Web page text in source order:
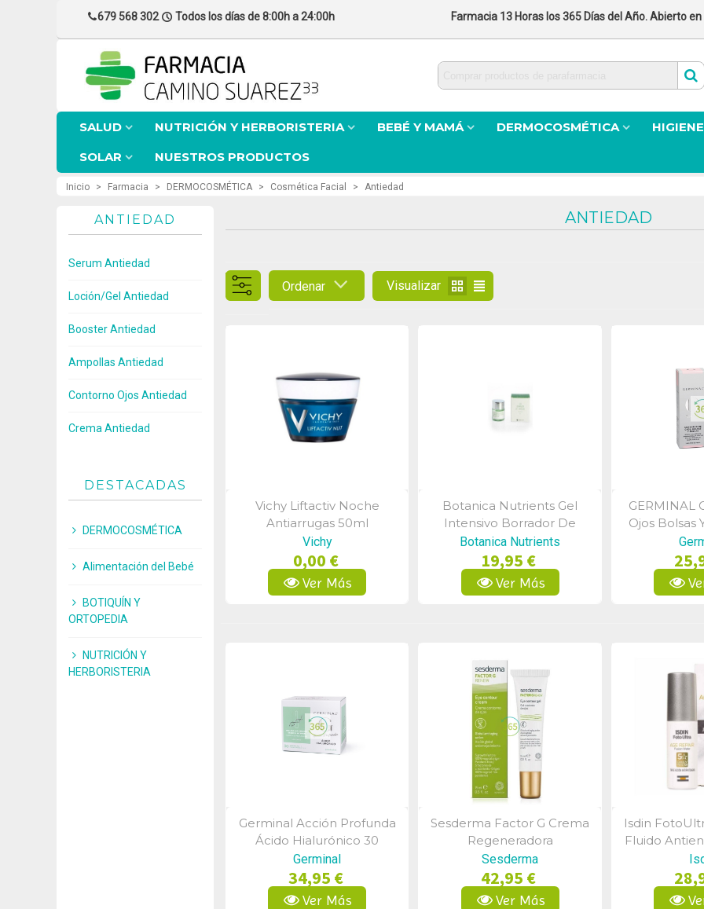
679 568 302 Todos los días de 8:00h a 24:00h Farmacia 13 Horas los 365 Días del Año. Abierto
SALUD NUTRICIÓN Y HERBORISTERIA BEBÉ Y MAMÁ DERMOCOSMÉTICA HIGIENE
SOLAR
NUESTROS PRODUCTOS
Inicio > Farmacia > DERMOCOSMÉTICA > Cosmética Facial > Antiedad
ANTIEDAD
Serum Antiedad
Loción/Gel Antiedad
Booster Antiedad
Ampollas Antiedad
Contorno Ojos Antiedad
Crema Antiedad
DESTACADAS
DERMOCOSMÉTICA
Alimentación del Bebé
BOTIQUÍN Y
ORTOPEDIA
NUTRICIÓN Y
HERBORISTERIA
ANTIEDAD
Ordenar Visualizar
Vista Rápida
Vichy Liftactiv Noche
Antiarrugas 50ml
Vichy
0,00 €
Ver Más
Vista Rápida
Botanica Nutrients Gel
Intensivo Borrador De
Arrugas 50 Ml
Botanica Nutrients
19,95 €
Ver Más
GERMINAL
Ojos Bolsas
Vista Rápida
Germinal Acción Profunda
Ácido Hialurónico 30
Ampollas
Germinal
34,95 €
Ver Más
Vista Rápida
Sesderma Factor G Crema
Regeneradora
Antienvejecimiento 50 Ml
Sesderma
42,95 €
Ver Más
Isdin
Fluido
Triple